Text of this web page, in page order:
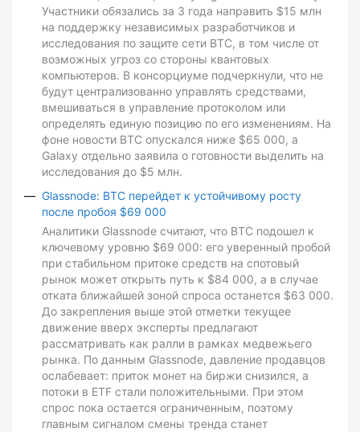
Участники обязались за 3 года направить $15 млн
на поддержку независимых разработчиков и
исследования по защите сети BTC, в том числе от
возможных угроз со стороны квантовых
компьютеров. В консорциуме подчеркнули, что не
будут централизованно управлять средствами,
вмешиваться в управление протоколом или
определять единую позицию по его изменениям. На
фоне новости BTC опускался ниже $65 000, а
Galaxy отдельно заявила о готовности выделить на
исследования до $5 млн.
Glassnode: BTC перейдет к устойчивому росту
после пробоя $69 000
Аналитики Glassnode считают, что BTC подошел к
ключевому уровню $69 000: его уверенный пробой
при стабильном притоке средств на спотовый
рынок может открыть путь к $84 000, а в случае
отката ближайшей зоной спроса останется $63 000.
До закрепления выше этой отметки текущее
движение вверх эксперты предлагают
рассматривать как ралли в рамках медвежьего
рынка. По данным Glassnode, давление продавцов
ослабевает: приток монет на биржи снизился, а
потоки в ETF стали положительными. При этом
спрос пока остается ограниченным, поэтому
главным сигналом смены тренда станет